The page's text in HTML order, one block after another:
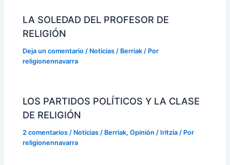
LA SOLEDAD DEL PROFESOR DE
RELIGIÓN
Deja un comentario / Noticias / Berriak / Por
religionennavarra
LOS PARTIDOS POLÍTICOS Y LA CLASE
DE RELIGIÓN
2 comentarios / Noticias / Berriak,Opinión / Iritzia / Por
religionennavarra